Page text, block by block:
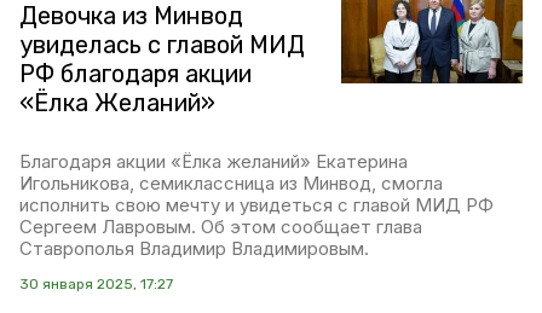
Девочка из Минвод
увиделась с главой МИД
РФ благодаря акции
«Ёлка Желаний»
Благодаря акции «Ёлка желаний» Екатерина
Игольникова, семиклассница из Минвод, смогла
исполнить свою мечту и увидеться с главой МИД РФ
Сергеем Лавровым. Об этом сообщает глава
Ставрополья Владимир Владимировым.
30 января 2025, 17:27